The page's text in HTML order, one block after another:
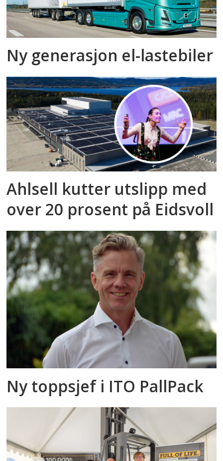
Ny generasjon el-lastebiler
Ahlsell kutter utslipp med
over 20 prosent på Eidsvoll
Ny toppsjef i ITO PallPack